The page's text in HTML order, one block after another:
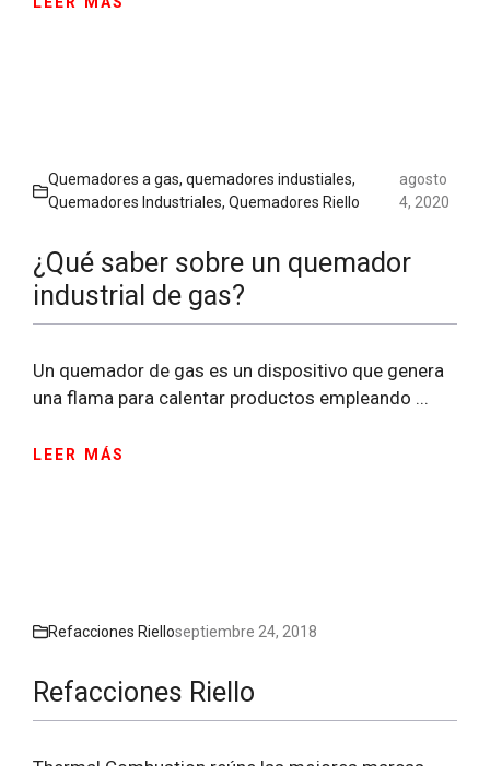
Quemadores a gas, quemadores industiales,
Quemadores Industriales, Quemadores Riello
agosto
4, 2020
¿Qué saber sobre un quemador
industrial de gas?
Un quemador de gas es un dispositivo que genera
una flama para calentar productos empleando ...
LEER MÁS
Refacciones Rielloseptiembre 24, 2018
Refacciones Riello